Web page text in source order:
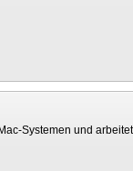
Systemen und arbeitet